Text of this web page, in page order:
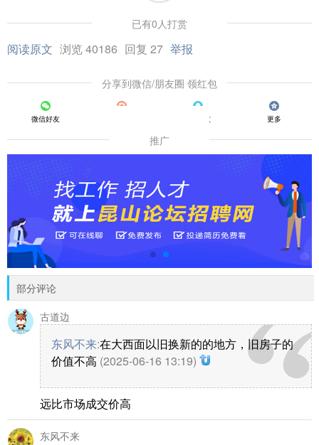
已有0人打赏
阅读原文 浏览 40186 回复 27 举报
分享到微信/朋友圈 领红包
微信好友 QQ好友 更多
推广
部分评论
古道边
东风不来:在大西面以旧换新的的地方，旧房子的
价值不高 (2025-06-16 13:19)
远比市场成交价高
东风不来